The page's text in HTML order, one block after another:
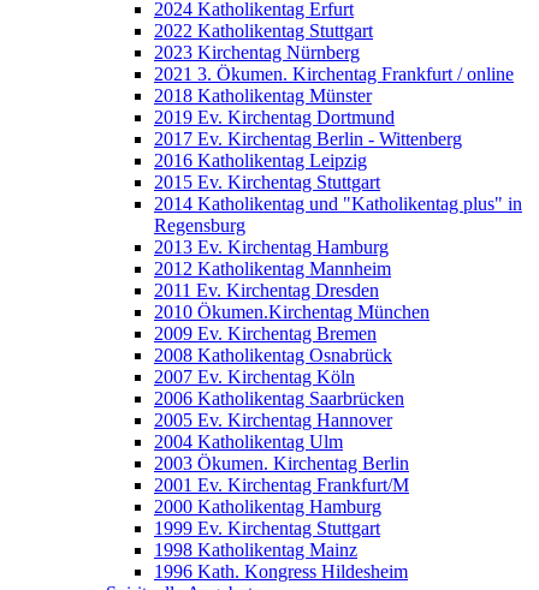
2024 Katholikentag Erfurt
2022 Katholikentag Stuttgart
2023 Kirchentag Nürnberg
2021 3. Ökumen. Kirchentag Frankfurt / online
2018 Katholikentag Münster
2019 Ev. Kirchentag Dortmund
2017 Ev. Kirchentag Berlin - Wittenberg
2016 Katholikentag Leipzig
2015 Ev. Kirchentag Stuttgart
2014 Katholikentag und "Katholikentag plus" in
Regensburg
2013 Ev. Kirchentag Hamburg
2012 Katholikentag Mannheim
2011 Ev. Kirchentag Dresden
2010 Ökumen.Kirchentag München
2009 Ev. Kirchentag Bremen
2008 Katholikentag Osnabrück
2007 Ev. Kirchentag Köln
2006 Katholikentag Saarbrücken
2005 Ev. Kirchentag Hannover
2004 Katholikentag Ulm
2003 Ökumen. Kirchentag Berlin
2001 Ev. Kirchentag Frankfurt/M
2000 Katholikentag Hamburg
1999 Ev. Kirchentag Stuttgart
1998 Katholikentag Mainz
1996 Kath. Kongress Hildesheim